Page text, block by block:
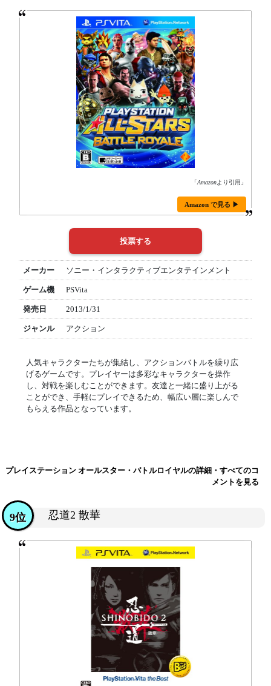
「Amazonより引用」
Amazon で見る ▶
メーカー ソニー・インタラクティブエンタテインメント
ゲーム機 PSVita
発売日 2013/1/31
ジャンル アクション
人気キャラクターたちが集結し、アクションバトルを繰り広
げるゲームです。プレイヤーは多彩なキャラクターを操作
し、対戦を楽しむことができます。友達と一緒に盛り上がる
ことができ、手軽にプレイできるため、幅広い層に楽しんで
もらえる作品となっています。
プレイステーション オールスター・バトルロイヤルの詳細・すべてのコ
メントを見る
忍道2 散華
9位